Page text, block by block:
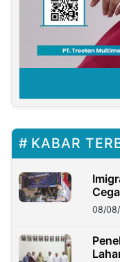
KABAR
08/